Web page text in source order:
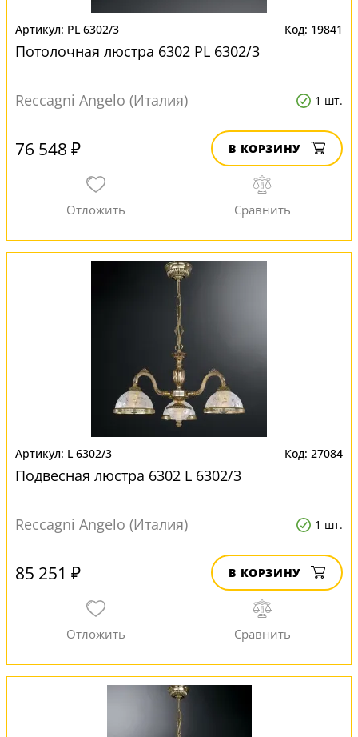
PL 6302/3 19841
Потолочная люстра 6302 PL 6302/3
Reccagni Angelo (Италия) 1 шт.
76 548 ₽ В КОРЗИНУ
L 6302/3 27084
Подвесная люстра 6302 L 6302/3
Reccagni Angelo (Италия) 1 шт.
85 251 ₽ В КОРЗИНУ